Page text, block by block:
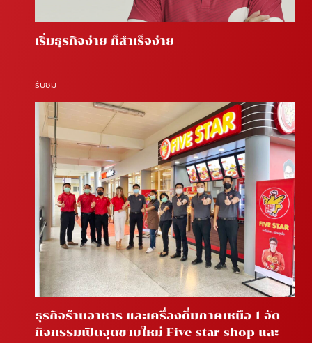
เริ่มธุรกิจง่าย ก็สำเร็จง่าย
รับชม
ธุรกิจร้านอาหาร และเครื่องดื่มภาคเหนือ 1 จัด
กิจกรรมเปิดจุดขายใหม่ Five star shop และ